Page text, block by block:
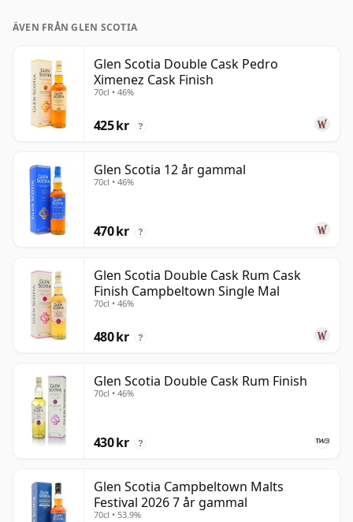
ÄVEN FRÅN GLEN SCOTIA
Glen Scotia Double Cask Pedro
Ximenez Cask Finish
70cl • 46%
425 kr ?
Glen Scotia 12 år gammal
70cl • 46%
470 kr ?
Glen Scotia Double Cask Rum Cask
Finish Campbeltown Single Mal
70cl • 46%
480 kr ?
Glen Scotia Double Cask Rum Finish
70cl • 46%
430 kr ?
Glen Scotia Campbeltown Malts
Festival 2026 7 år gammal
70cl • 53.9%